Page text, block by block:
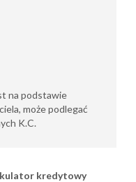
na podstawie
może podlegać
K.C.
kredytowy